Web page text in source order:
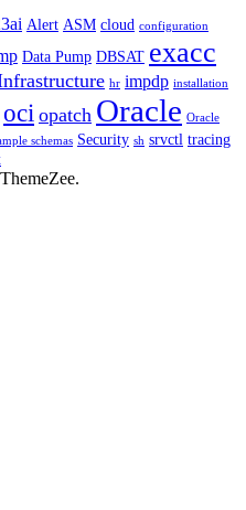
Alert ASM cloud configuration
Data Pump DBSAT exacc
hr impdp installation
oci opatch Oracle Oracle
schemas Security sh srvctl tracing